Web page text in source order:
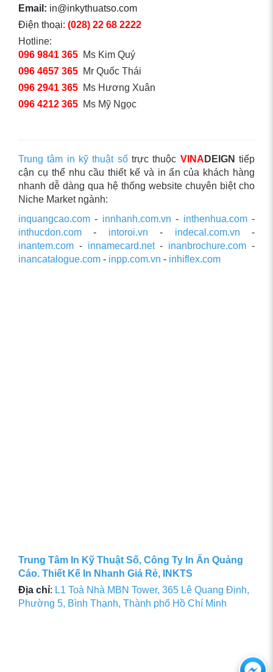
Email: in@inkythuatso.com
Điện thoại: (028) 22 68 2222
Hotline:
096 9841 365 Ms Kim Quý
096 4657 365 Mr Quốc Thái
096 2941 365 Ms Hương Xuân
096 4212 365 Ms Mỹ Ngọc
Trung tâm in kỹ thuật sốtrực thuộc VINA DEIGN tiếp
cận cụ thể nhu cầu thiết kế và in ấn của khách hàng
nhanh dễ dàng qua hệ thống website chuyên biệt cho
Niche Market ngành:
inquangcao.com - innhanh.com.vn - inthenhua.com-
inthucdon.com - intoroi.vn - indecal.com.vn -
inantem.com - innamecard.net- inanbrochure.com -
inancatalogue.com - inpp.com.vn - inhiflex.com
Trung Tâm In Kỹ Thuật Số, Công Ty In Ấn Quảng
Cáo. Thiết Kế In Nhanh Giá Rẻ, INKTS
Địa chỉ: L1 Toà Nhà MBN Tower, 365 Lê Quang Định,
Phường 5, Bình Thạnh, Thành phố Hồ Chí Minh